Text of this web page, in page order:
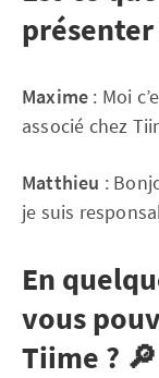
présenter
Maxime : Moi
associé chez
Matthieu :
je suis
En
vous
Tiime ? 🔎